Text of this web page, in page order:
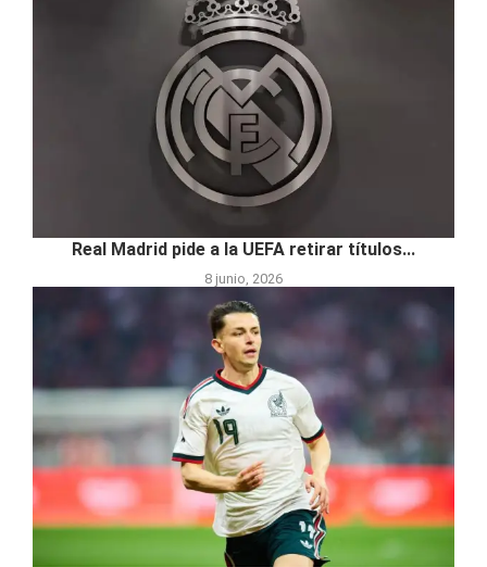
Real Madrid pide a la UEFA retirar títulos...
8 junio, 2026